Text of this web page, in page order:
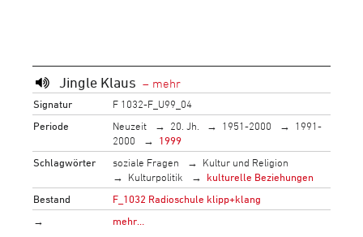
Jingle Klaus
Signatur
F 1032-F_U99_04
Periode
Neuzeit 20. Jh. 1951-2000
1991-
2000
1999
Schlagwörter
soziale Fragen
Kultur und Religion
Kulturpolitik
kulturelle Beziehungen
Bestand
F_1032 Radioschule klipp+klang
→
mehr…